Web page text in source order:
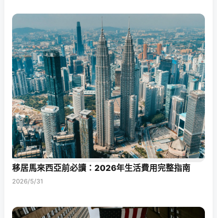
移居馬來西亞前必讀：2026年生活費用完整指南
2026/5/31